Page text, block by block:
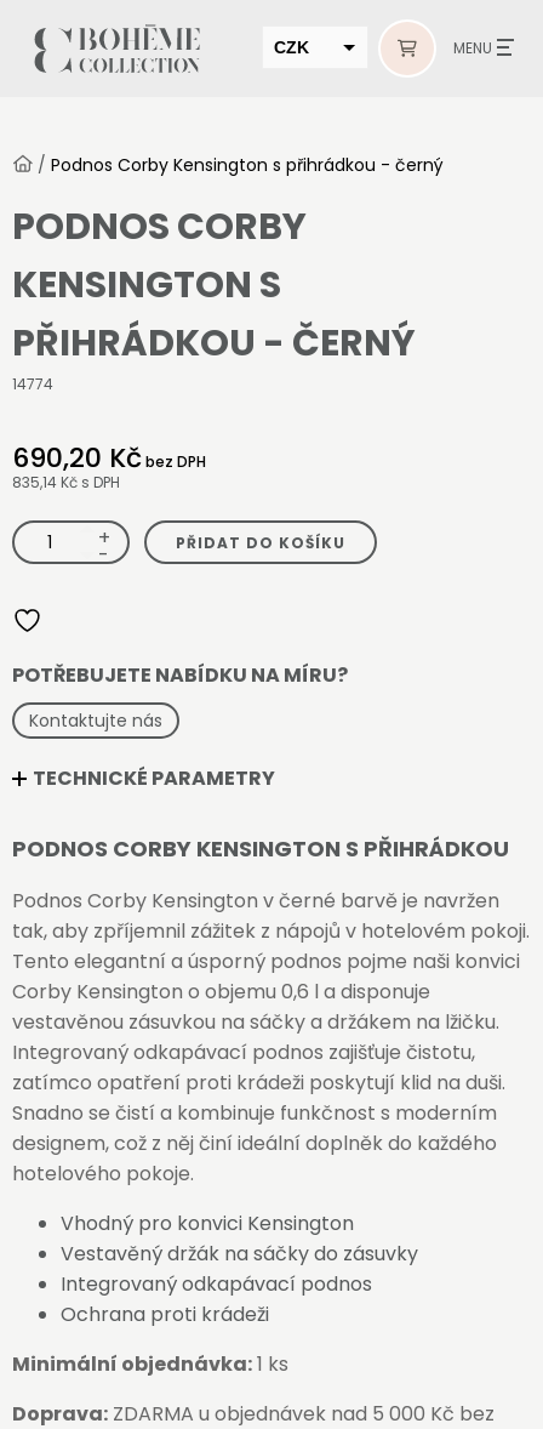
CZK
MUR
MENU
/ Podnos Corby Kensington s přihrádkou - černý
PODNOS CORBY
KENSINGTON S
PŘIHRÁDKOU - ČERNÝ
14774
690,20 Kčbez DPH
835,14 Kč s DPH
Podnos
Corby
Kensington
-
černý
množství
+
- PŘIDAT DO KOŠÍKU
POTŘEBUJETE NABÍDKU NA MÍRU?
Kontaktujte nás
TECHNICKÉ PARAMETRY
PODNOS CORBY KENSINGTON S PŘIHRÁDKOU
Podnos Corby Kensington v černé barvě je navržen
tak, aby zpříjemnil zážitek z nápojů v hotelovém pokoji.
Tento elegantní a úsporný podnos pojme naši konvici
Corby Kensington o objemu 0,6 l a disponuje
vestavěnou zásuvkou na sáčky a držákem na lžičku.
Integrovaný odkapávací podnos zajišťuje čistotu,
zatímco opatření proti krádeži poskytují klid na duši.
Snadno se čistí a kombinuje funkčnost s moderním
designem, což z něj činí ideální doplněk do každého
hotelového pokoje.
Vhodný pro konvici Kensington
Vestavěný držák na sáčky do zásuvky
Integrovaný odkapávací podnos
Ochrana proti krádeži
Minimální objednávka:1 ks
Doprava: ZDARMA u objednávek nad 5 000 Kč bez